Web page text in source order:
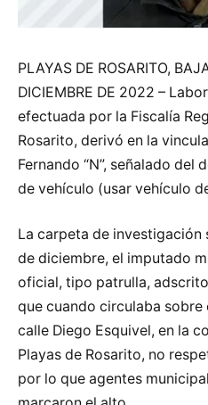
PLAYAS DE ROSARITO,
DICIEMBRE DE 2022 –
efectuada por la Fiscalía
Rosarito, derivó en la
Fernando “N”, señalado
de vehículo (usar vehículo
La carpeta de investigación
de diciembre, el imputado
oficial, tipo patrulla,
que cuando circulaba
calle Diego Esquivel, en la
Playas de Rosarito, no
por lo que agentes